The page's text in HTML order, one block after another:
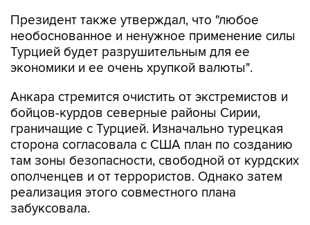
Президент также утверждал, что "любое
необоснованное и ненужное применение силы
Турцией будет разрушительным для ее
экономики и ее очень хрупкой валюты".
Анкара стремится очистить от экстремистов и
бойцов-курдов северные районы Сирии,
граничащие с Турцией. Изначально турецкая
сторона согласовала с США план по созданию
там зоны безопасности, свободной от курдских
ополченцев и от террористов. Однако затем
реализация этого совместного плана
забуксовала.